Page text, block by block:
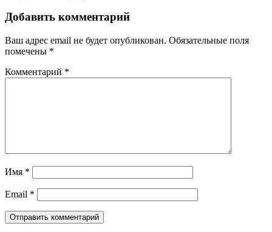
Добавить комментарий
Ваш адрес email не будет опубликован. Обязательные поля
помечены *
Комментарий *
Имя *
Email *